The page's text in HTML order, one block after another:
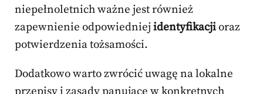
niepełnoletnich ważne jest również
zapewnienie odpowiedniejidentyfikacjioraz
potwierdzenia tożsamości.
Dodatkowo warto zwrócić uwagę na lokalne